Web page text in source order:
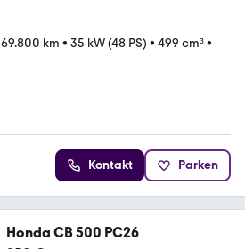
69.800 km • 35 kW (48 PS) • 499 cm³•
Kontakt Parken
Honda CB 500 PC26